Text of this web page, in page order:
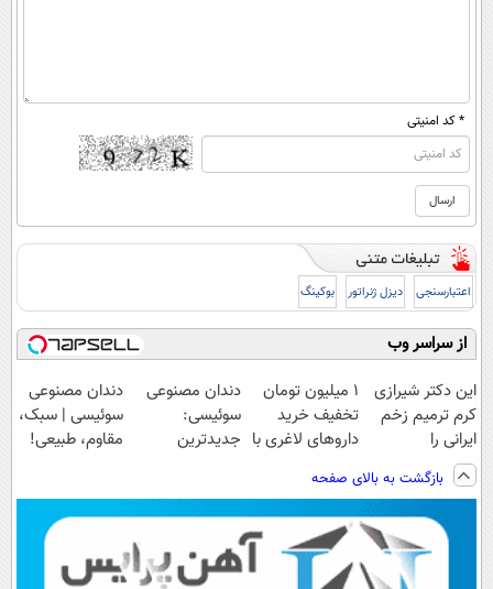
* کد امنیتی
اعتبارسنجی دیزل ژنراتور بوکینگ
از سراسر وب
این دکتر شیرازی
کرم ترمیم زخم
ایرانی را
ساخت!!!
1 میلیون تومان
تخفیف خرید
داروهای لاغری با
داروخانه و پک
یخ!
دندان مصنوعی
سوئیسی:
جدیدترین
پرداخت قسطی
دندان مصنوعی
سوئیسی | سبک،
مقاوم، طبیعی!
اقساطی😍
بازگشت به بالای صفحه